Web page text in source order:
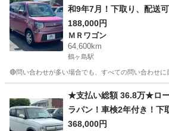
和9年7月！下取り、配送可
188,000円
ＭＲワゴン
64,600km
鶴ヶ島駅
🔴問い合わせが多い場合でも、すべての問い合わせ
鶴ヶ島駅 ＭＲワゴン
★支払い総額 36.8万★ロ
ラパン！車検2年付き！下
368,000円